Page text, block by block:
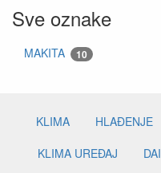
Sve oznake
MAKITA 10
KLIMA HLAĐENJE
KLIMA UREĐAJ